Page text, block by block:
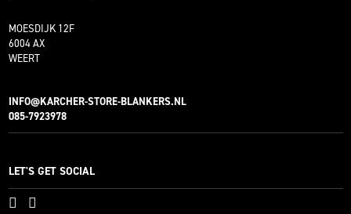
MOESDIJK 12F
6004 AX
WEERT
INFO@KARCHER-STORE-BLANKERS.NL
085-7923978
LET'S GET SOCIAL